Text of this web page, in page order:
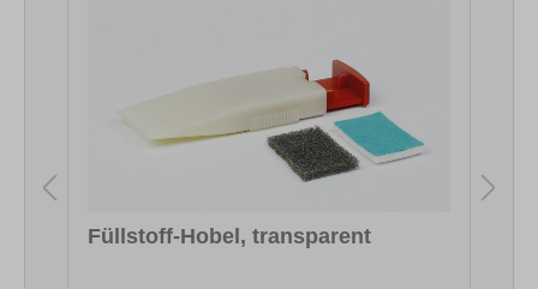
Füllstoff-Hobel, transparent